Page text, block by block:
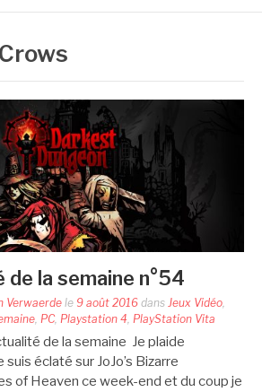
Crows
de la semaine n°54
Verwaerde le 9 août 2016 dans Jeux Vidéo,
, PC, Playstation 4, PlayStation Vita
de la semaine Je plaide
suis éclaté sur JoJo’s Bizarre
of Heaven ce week-end et du coup je